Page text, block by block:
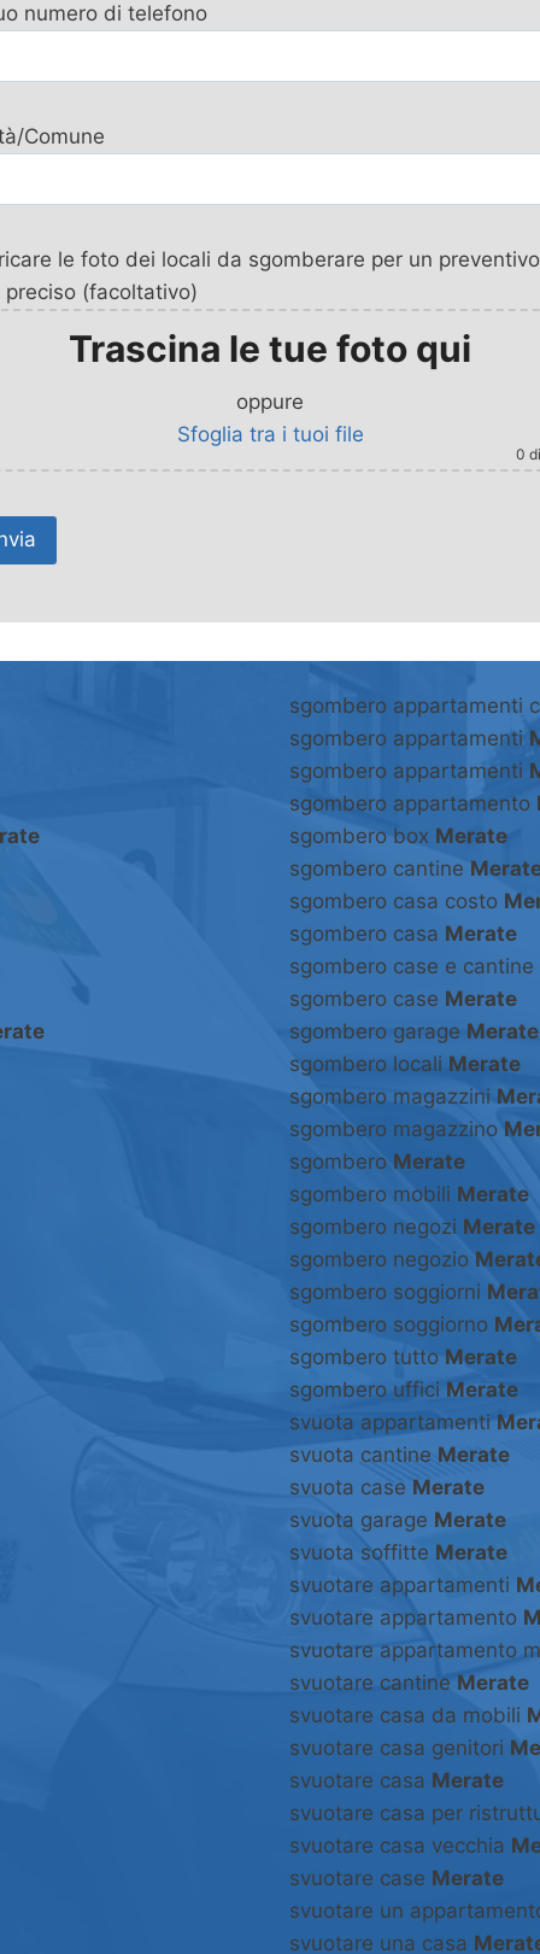
numero di telefono
Comune
le foto dei locali da sgomberare per un preventivo
preciso (facoltativo)
Trascina le tue foto qui
oppure
Sfoglia tra i tuoi file
0
sgombero appartamenti
sgombero appartamenti
sgombero appartamenti
sgombero appartamento
sgombero box Merate
sgombero cantine
sgombero casa costo
sgombero casa Merate
sgombero case e cantine
sgombero case Merate
sgombero garage Merate
sgombero locali Merate
sgombero magazzini
sgombero magazzino
sgombero Merate
sgombero mobili Merate
sgombero negozi Merate
sgombero negozio
sgombero soggiorni
sgombero soggiorno
sgombero tutto Merate
sgombero uffici Merate
svuota appartamenti
svuota cantine Merate
svuota case Merate
svuota garage Merate
svuota soffitte Merate
svuotare appartamenti
svuotare appartamento
svuotare appartamento
svuotare cantine Merate
svuotare casa da mobili
svuotare casa genitori
svuotare casa Merate
svuotare casa per
svuotare casa vecchia
svuotare case Merate
svuotare un
svuotare una casa